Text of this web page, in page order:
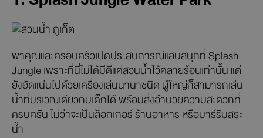
พาคุณและครอบครัวเปิดประสบการณ์แสนสนุกที่ Splash
Jungle เพราะที่นี่ไม่ได้มีดีแค่สวนน้ำไว้คลายร้อนเท่านั้น แต่
ยังอัดแน่นไปด้วยเครื่องเล่นนานาชนิด ผู้ใหญ่ก็สามารถเล่น
น้ำที่บริเวณเดียวกับเด็กได้ พร้อมสิ่งอำนวยความสะดวกที่
ครบครัน ไม่ว่าจะเป็นล็อกเกอร์ ร้านอาหาร หรือบาร์ริมสระ
น้ำ